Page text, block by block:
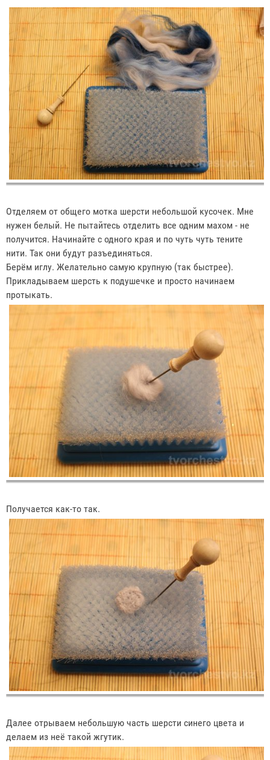
Отделяем от общего мотка шерсти небольшой кусочек. Мне
нужен белый. Не пытайтесь отделить все одним махом - не
получится. Начинайте с одного края и по чуть чуть тените
нити. Так они будут разъединяться.
Берём иглу. Желательно самую крупную (так быстрее).
Прикладываем шерсть к подушечке и просто начинаем
протыкать.
Получается как-то так.
Далее отрываем небольшую часть шерсти синего цвета и
делаем из неё такой жгутик.